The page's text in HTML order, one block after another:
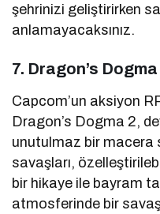
şehrinizi geliştirirken
anlamayacaksınız.
7. Dragon’s Dogma
Capcom’un aksiyon
Dragon’s Dogma 2,
unutulmaz bir macera
savaşları,
bir hikaye ile bayram
atmosferinde bir